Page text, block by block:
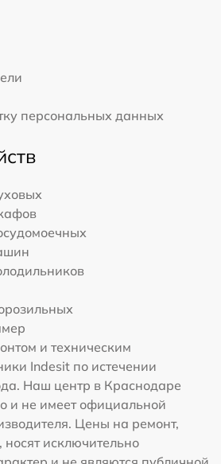
персональных данных
и техническим
Indesit по истечении
Наш центр в Краснодаре
и не имеет официальной
Цены на ремонт,
исключительно